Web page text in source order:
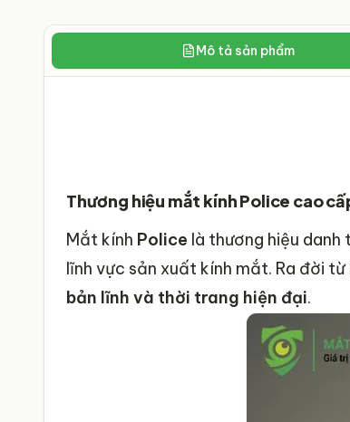
Mô tả sản phẩm
Thương hiệu mắt kính Police cao
Mắt kính Police là thương hiệu
lĩnh vực sản xuất kính mắt. Ra đời từ
bản lĩnh và thời trang hiện đại.